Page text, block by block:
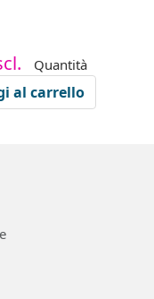
Quantità
al carrello